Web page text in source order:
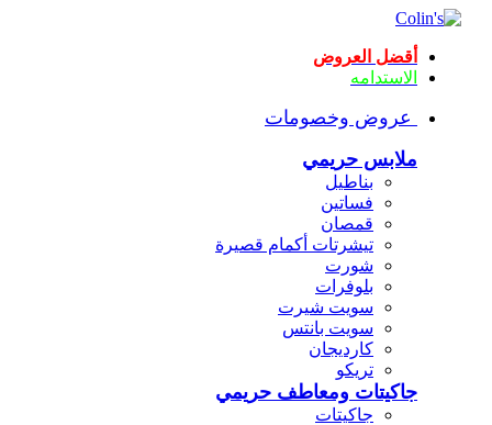
أقضل العروض
الاستدامه
عروض وخصومات
ملابس حريمي
بناطيل
فساتين
قمصان
تيشرتات أكمام قصيرة
شورت
بلوفرات
سويت شيرت
سويت بانتس
كارديجان
تريكو
جاكيتات ومعاطف حريمي
جاكيتات